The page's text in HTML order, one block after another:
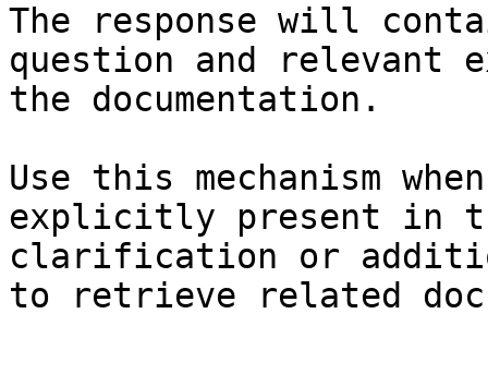
The response will
question and relevant
the documentation.
Use this mechanism
explicitly present in
clarification or